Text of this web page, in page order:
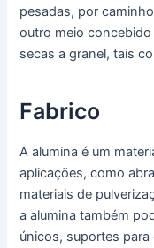
pesadas, por
outro meio
secas a granel, tais
Fabrico
A alumina é um
aplicações, como
materiais de
a alumina também
únicos, suportes